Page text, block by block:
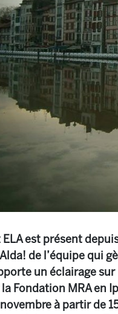
est présent
de l’équipe qui
un éclairage
la Fondation MRA en
à partir de